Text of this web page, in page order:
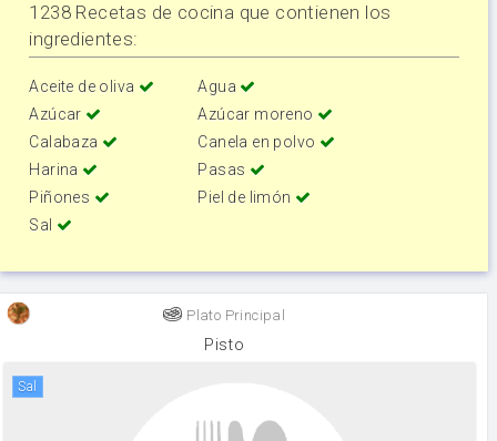
1238 Recetas de cocina que contienen los
ingredientes:
Aceite de oliva
Agua
Azúcar
Azúcar moreno
Calabaza
Canela en polvo
Harina
Pasas
Piñones
Piel de limón
Sal
Plato Principal
Pisto
sal